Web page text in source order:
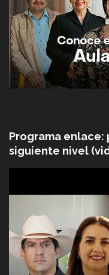
Programa enlace:
siguiente nivel